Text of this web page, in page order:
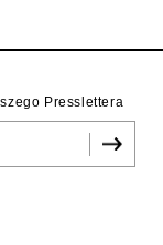
Presslettera